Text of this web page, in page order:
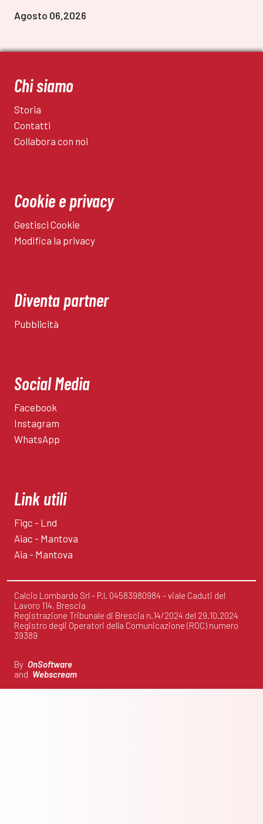
Agosto 06,2026
Chi siamo
Storia
Contatti
Collabora con noi
Cookie e privacy
Gestisci Cookie
Modifica la privacy
Diventa partner
Pubblicità
Social Media
Facebook
Instagram
WhatsApp
Link utili
Figc - Lnd
Aiac - Mantova
Aia - Mantova
Calcio Lombardo Srl - P.I. 04583980984 - viale Caduti del
Lavoro 114, Brescia
Registrazione Tribunale di Brescia n.14/2024 del 29.10.2024
Registro degli Operatori della Comunicazione (ROC) numero
39389
By OnSoftware
and Webscream